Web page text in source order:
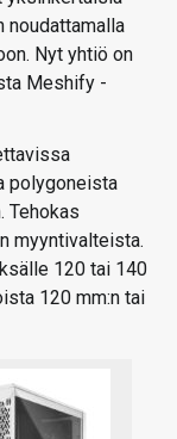
noudattamalla
Nyt yhtiö on
Meshify -
polygoneista
Tehokas
myyntivalteista.
120 tai 140
120 mm:n tai